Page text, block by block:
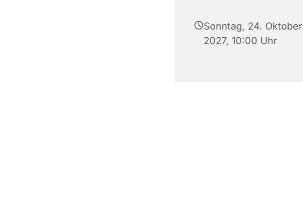
Sonntag, 24. Oktober
2027, 10:00 Uhr